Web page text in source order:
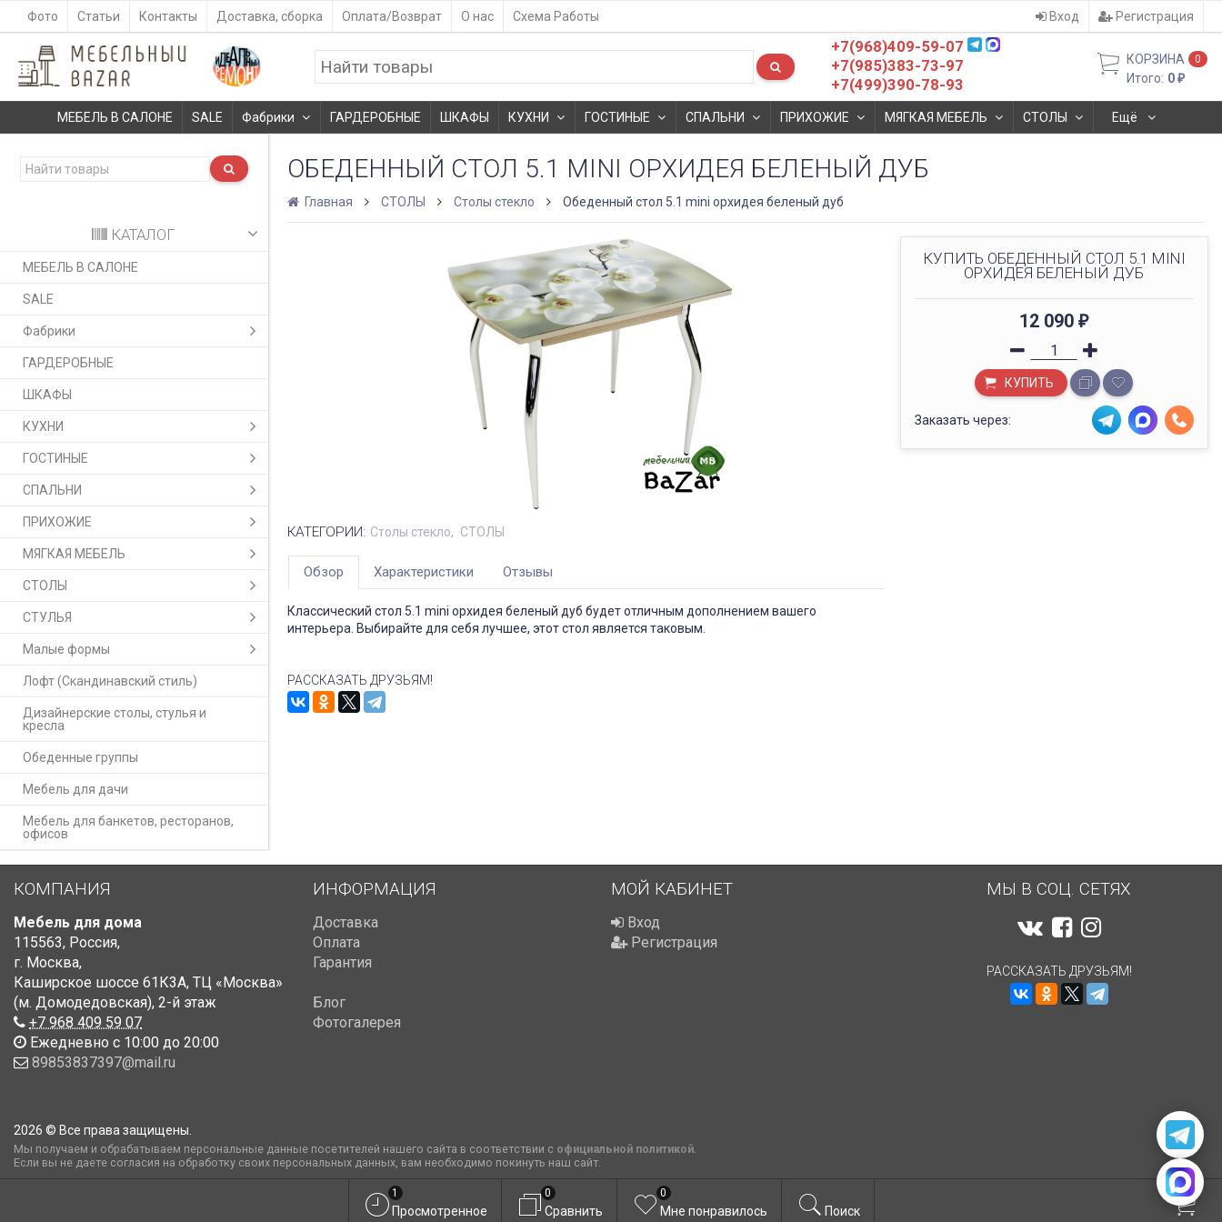
Фото Статьи Контакты Доставка, сборка Оплата/Возврат О нас Схема Работы Вход Регистрация
+7(968)409-59-07
+7(985)383-73-97
+7(499)390-78-93
КОРЗИНА 0
Итого: 0₽
МЕБЕЛЬ В САЛОНЕ SALE Фабрики ГАРДЕРОБНЫЕ ШКАФЫ КУХНИ ГОСТИНЫЕ СПАЛЬНИ ПРИХОЖИЕ МЯГКАЯ МЕБЕЛЬ СТОЛЫ Ещё
КАТАЛОГ
МЕБЕЛЬ В САЛОНЕ
SALE
Фабрики
ГАРДЕРОБНЫЕ
ШКАФЫ
КУХНИ
ГОСТИНЫЕ
СПАЛЬНИ
ПРИХОЖИЕ
МЯГКАЯ МЕБЕЛЬ
СТОЛЫ
СТУЛЬЯ
Малые формы
Лофт (Скандинавский стиль)
Дизайнерские столы, стулья и
кресла
Обеденные группы
Мебель для дачи
Мебель для банкетов, ресторанов,
офисов
ОБЕДЕННЫЙ СТОЛ​ 5.1 MINI ОРХИДЕЯ БЕЛЕНЫЙ ДУБ
Главная СТОЛЫ Столы стекло Обеденный стол​ 5.1 mini орхидея беленый дуб
КУПИТЬ ОБЕДЕННЫЙ СТОЛ​ 5.1 MINI
ОРХИДЕЯ БЕЛЕНЫЙ ДУБ
12 090₽
КУПИТЬ
Заказать через:
КАТЕГОРИИ: Столы стекло СТОЛЫ
Обзор Характеристики Отзывы
Классический стол 5.1 mini орхидея беленый дуб будет отличным дополнением вашего
интерьера. Выбирайте для себя лучшее, этот стол является таковым.
РАССКАЗАТЬ ДРУЗЬЯМ!
КОМПАНИЯ
Мебель для дома
115563, Россия,
г. Москва,
Каширское шоссе 61К3А, ТЦ «Москва»
(м. Домодедовская), 2-й этаж
+7 968 409 59 07
Ежедневно с 10:00 до 20:00
89853837397@mail.ru
ИНФОРМАЦИЯ
Доставка
Оплата
Гарантия
Блог
Фотогалерея
МОЙ КАБИНЕТ
Вход
Регистрация
МЫ В СОЦ. СЕТЯХ
РАССКАЗАТЬ ДРУЗЬЯМ!
2026 © Все права защищены.
Мы получаем и обрабатываем персональные данные посетителей нашего сайта в соответствии с официальной политикой.
Если вы не даете согласия на обработку своих персональных данных, вам необходимо покинуть наш сайт.
Просмотренное
1
Сравнить
0
Мне понравилось
0
Поиск